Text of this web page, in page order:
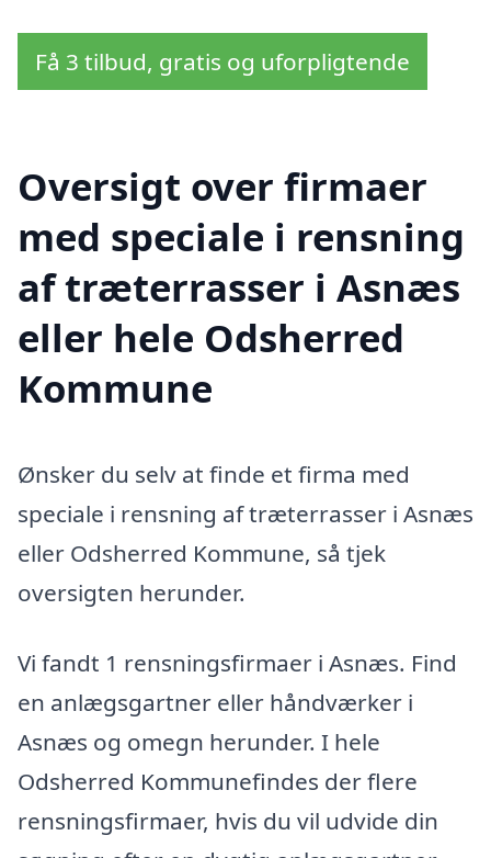
Få 3 tilbud, gratis og uforpligtende
Oversigt over firmaer
med speciale i rensning
af træterrasser i Asnæs
eller hele Odsherred
Kommune
Ønsker du selv at finde et firma med
speciale i rensning af træterrasser i Asnæs
eller Odsherred Kommune, så tjek
oversigten herunder.
Vi fandt 1 rensningsfirmaer i Asnæs. Find
en anlægsgartner eller håndværker i
Asnæs og omegn herunder. I hele
Odsherred Kommunefindes der flere
rensningsfirmaer, hvis du vil udvide din